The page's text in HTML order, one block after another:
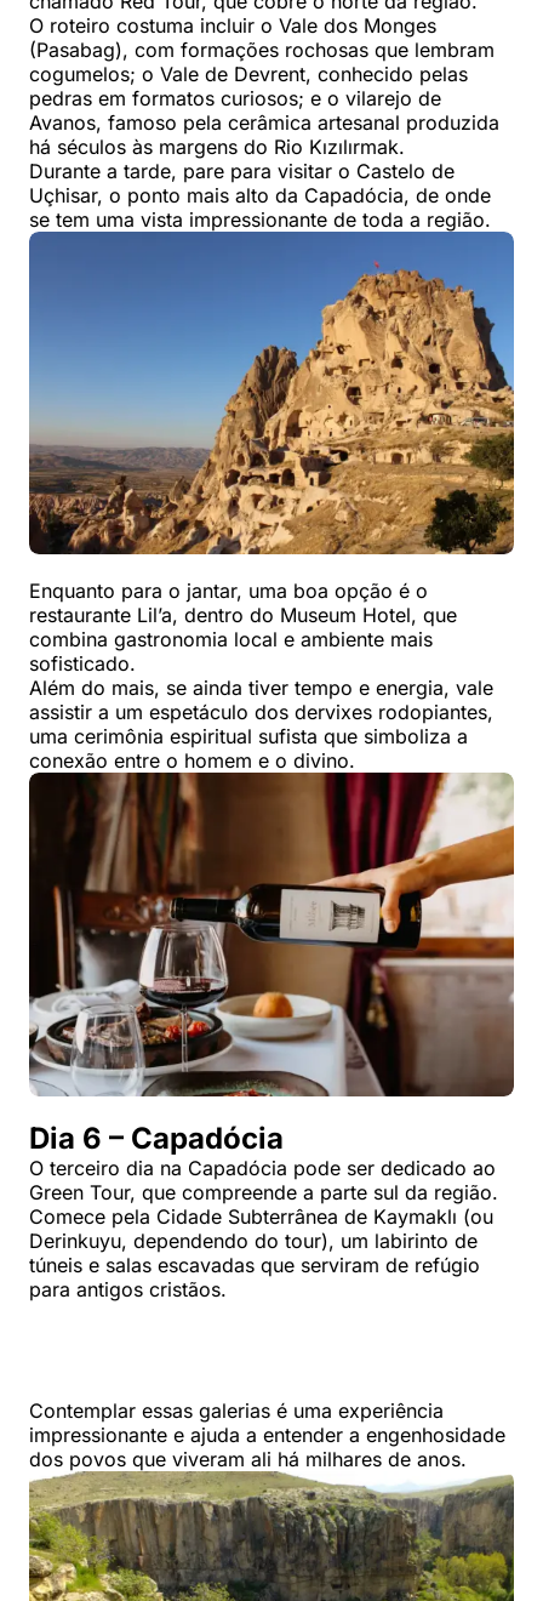
O roteiro costuma incluir o Vale dos Monges
(Pasabag), com formações rochosas que lembram
cogumelos; o Vale de Devrent, conhecido pelas
pedras em formatos curiosos; e o vilarejo de
Avanos, famoso pela cerâmica artesanal produzida
há séculos às margens do Rio Kızılırmak.
Durante a tarde, pare para visitar o Castelo de
Uçhisar, o ponto mais alto da Capadócia, de onde
se tem uma vista impressionante de toda a região.
Enquanto para o jantar, uma boa opção é o
restaurante Lil’a, dentro do Museum Hotel, que
combina gastronomia local e ambiente mais
sofisticado.
Além do mais, se ainda tiver tempo e energia, vale
assistir a um espetáculo dos dervixes rodopiantes,
uma cerimônia espiritual sufista que simboliza a
conexão entre o homem e o divino.
Dia 6 – Capadócia
O terceiro dia na Capadócia pode ser dedicado ao
Green Tour, que compreende a parte sul da região.
Comece pela Cidade Subterrânea de Kaymaklı (ou
Derinkuyu, dependendo do tour), um labirinto de
túneis e salas escavadas que serviram de refúgio
para antigos cristãos.
Contemplar essas galerias é uma experiência
impressionante e ajuda a entender a engenhosidade
dos povos que viveram ali há milhares de anos.